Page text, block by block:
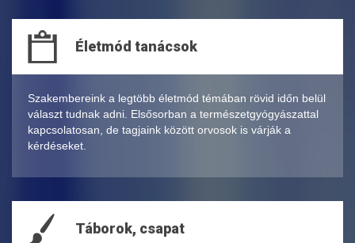
Életmód tanácsok
Szakembereink a legtöbb életmód témában rövid időn belül
választ tudnak adni. Elsősorban a természetgyógyászattal
kapcsolatosan, de tagjaink között orvosok is várják a
kérdéseket.
Táborok, csapat